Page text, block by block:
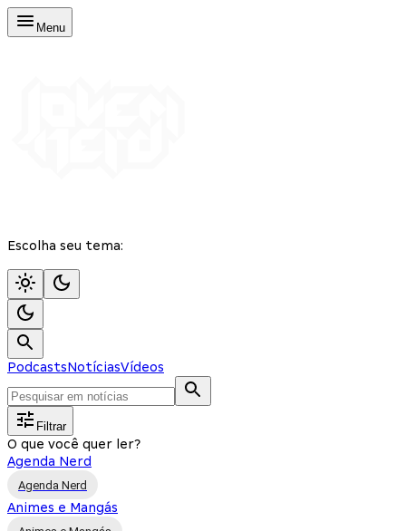
Menu
Escolha seu tema:
PodcastsNotíciasVídeos
Filtrar
O que você quer ler?
Agenda Nerd
Agenda Nerd
Animes e Mangás